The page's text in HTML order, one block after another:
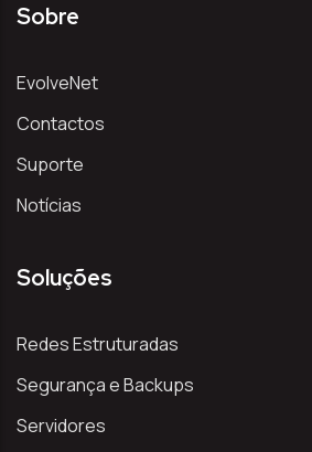
Sobre
EvolveNet
Contactos
Suporte
Notícias
Soluções
Redes Estruturadas
Segurança e Backups
Servidores